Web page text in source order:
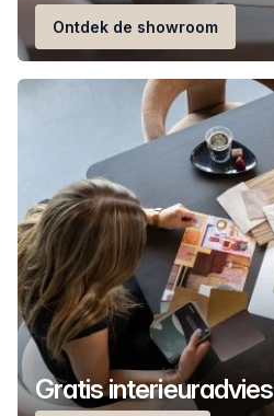
Ontdek de showroom
Gratis interieuradvies